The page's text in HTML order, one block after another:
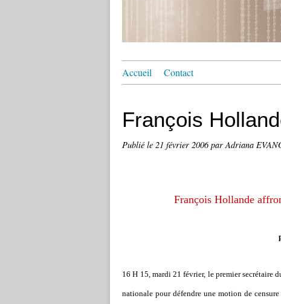
Accueil Contact
François
Publié le 21 février 2006par Adriana
François Hollande
16 H 15, mardi 21 février, le premier secrétaire
nationale pour défendre une motion de